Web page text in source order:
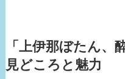
「上伊那ぼたん、
見どころと魅力